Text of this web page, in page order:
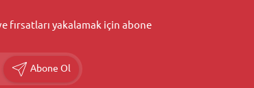
fırsatları yakalamak için abone
Abone Ol